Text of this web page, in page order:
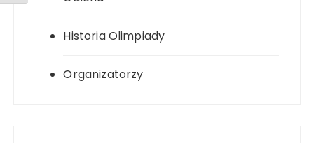
Historia Olimpiady
Organizatorzy